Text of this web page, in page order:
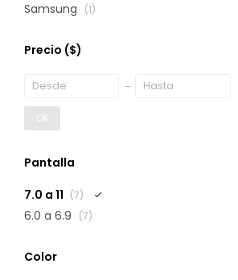
Samsung (1)
Precio ($)
OK
Pantalla
7.0 a 11 (7)
6.0 a 6.9 (7)
Color